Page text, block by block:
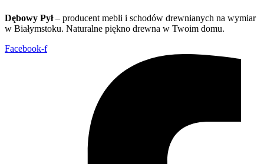
Dębowy Pył– producent mebli i schodów drewnianych na wymiar
w Białymstoku. Naturalne piękno drewna w Twoim domu.
Facebook-f